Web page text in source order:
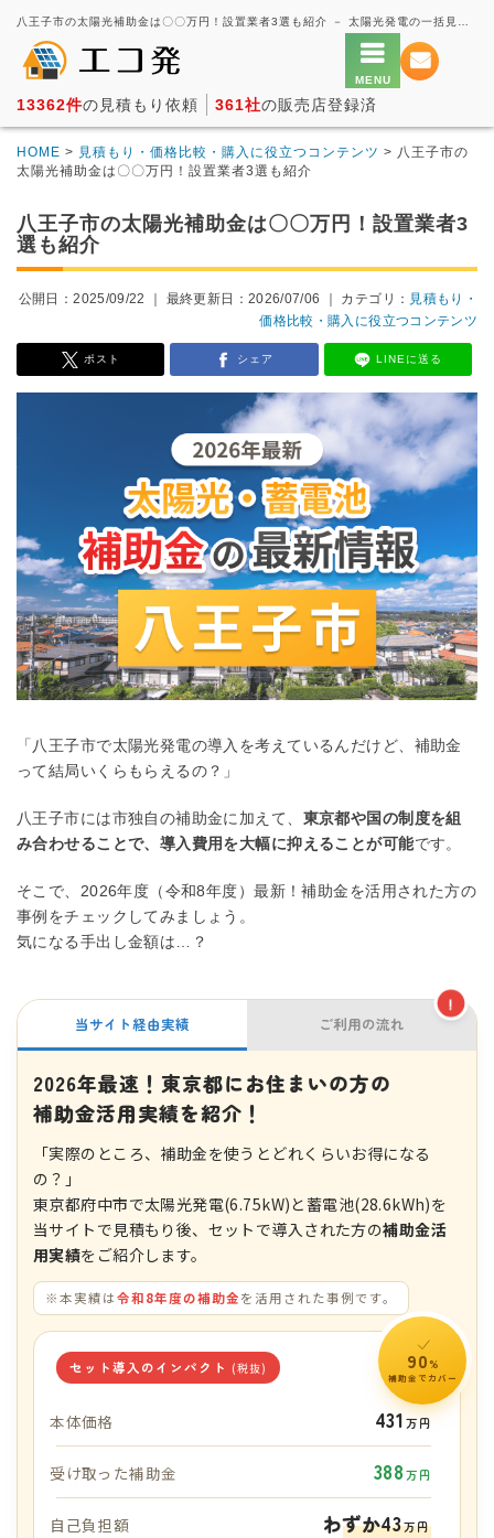
13362件の見積もり依頼 361社の販売店登録済
HOME > 見積もり・価格比較・購入に役立つコンテンツ > 八王子市の
太陽光補助金は〇〇万円！設置業者3選も紹介
八王子市の太陽光補助金は〇〇万円！設置業者3
選も紹介
公開日：2025/09/22 ｜ 最終更新日：2026/07/06 ｜ カテゴリ： 見積もり・
価格比較・購入に役立つコンテンツ
ポスト シェア LINEに送る
「八王子市で太陽光発電の導入を考えているんだけど、補助金
って結局いくらもらえるの？」
八王子市には市独自の補助金に加えて、 東京都や国の制度を組
み合わせることで、導入費用を大幅に抑えることが可能です。
そこで、2026年度（令和8年度）最新！補助金を活用された方の
事例をチェックしてみましょう。
気になる手出し金額は…？
当サイト経由実績 ご利用の流れ
2026年最速！東京都にお住まいの方の
補助金活用実績を紹介！
「実際のところ、補助金を使うとどれくらいお得になる
の？」
東京都府中市で太陽光発電(6.75kW)と蓄電池(28.6kWh)を
当サイトで見積もり後、セットで導入された方の補助金活
用実績をご紹介します。
※本実績は令和8年度の補助金を活用された事例です。
セット導入のインパクト (税抜)
本体価格 431万円
受け取った補助金 388 万円
自己負担額 わずか43万円
90 %
補助金でカバー
!